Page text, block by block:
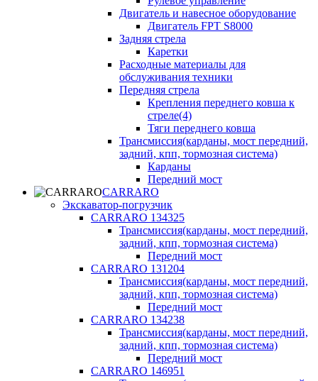
Двигатель и навесное оборудование
Двигатель FPT S8000
Задняя стрела
Каретки
Расходные материалы для
обслуживания техники
Передняя стрела
Крепления переднего ковша к
стреле(4)
Тяги переднего ковша
Трансмиссия(карданы, мост передний,
задний, кпп, тормозная система)
Карданы
Передний мост
CARRARO
Экскаватор-погрузчик
CARRARO 134325
Трансмиссия(карданы, мост передний,
задний, кпп, тормозная система)
Передний мост
CARRARO 131204
Трансмиссия(карданы, мост передний,
задний, кпп, тормозная система)
Передний мост
CARRARO 134238
Трансмиссия(карданы, мост передний,
задний, кпп, тормозная система)
Передний мост
CARRARO 146951